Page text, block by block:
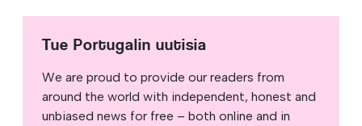
Tue Portugalin uutisia
We are proud to provide our readers from
around the world with independent, honest and
unbiased news for free – both online and in